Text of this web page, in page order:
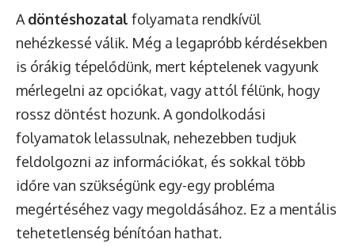
Adöntéshozatal folyamata rendkívül
nehézkessé válik. Még a legapróbb kérdésekben
is órákig tépelődünk, mert képtelenek vagyunk
mérlegelni az opciókat, vagy attól félünk, hogy
rossz döntést hozunk. A gondolkodási
folyamatok lelassulnak, nehezebben tudjuk
feldolgozni az információkat, és sokkal több
időre van szükségünk egy-egy probléma
megértéséhez vagy megoldásához. Ez a mentális
tehetetlenség bénítóan hathat.